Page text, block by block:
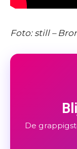
Foto: still –
De